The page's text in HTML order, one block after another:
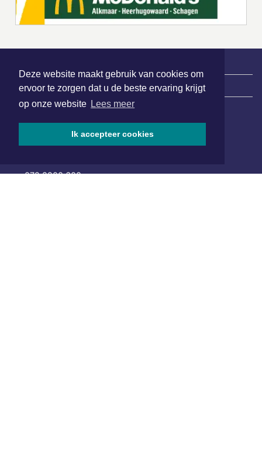
Deze website maakt gebruik van cookies om
ervoor te zorgen dat u de beste ervaring krijgt
op onze website Lees meer
Ik accepteer cookies
| Nieuws | Sport | Evenementen
Hoofdvestiging:
072 8200 600